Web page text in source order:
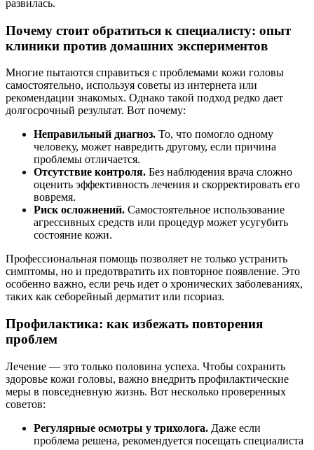
развилась.
Почему стоит обратиться к специалисту: опыт
клиники против домашних экспериментов
Многие пытаются справиться с проблемами кожи головы
самостоятельно, используя советы из интернета или
рекомендации знакомых. Однако такой подход редко дает
долгосрочный результат. Вот почему:
Неправильный диагноз. То, что помогло одному
человеку, может навредить другому, если причина
проблемы отличается.
Отсутствие контроля. Без наблюдения врача сложно
оценить эффективность лечения и скорректировать его
вовремя.
Риск осложнений. Самостоятельное использование
агрессивных средств или процедур может усугубить
состояние кожи.
Профессиональная помощь позволяет не только устранить
симптомы, но и предотвратить их повторное появление. Это
особенно важно, если речь идет о хронических заболеваниях,
таких как себорейный дерматит или псориаз.
Профилактика: как избежать повторения
проблем
Лечение — это только половина успеха. Чтобы сохранить
здоровье кожи головы, важно внедрить профилактические
меры в повседневную жизнь. Вот несколько проверенных
советов:
Регулярные осмотры у трихолога. Даже если
проблема решена, рекомендуется посещать специалиста